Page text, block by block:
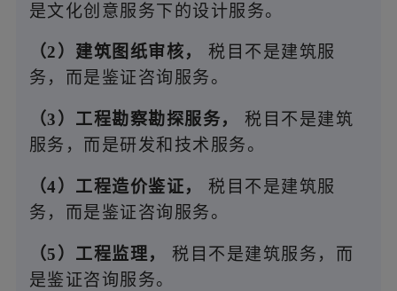
是文化创意服务下的设计服务。
（2）建筑图纸审核，税目不是建筑服
务，而是鉴证咨询服务。
（3）工程勘察勘探服务，税目不是建筑
服务，而是研发和技术服务。
（4）工程造价鉴证，税目不是建筑服
务，而是鉴证咨询服务。
（5）工程监理，税目不是建筑服务，而
是鉴证咨询服务。